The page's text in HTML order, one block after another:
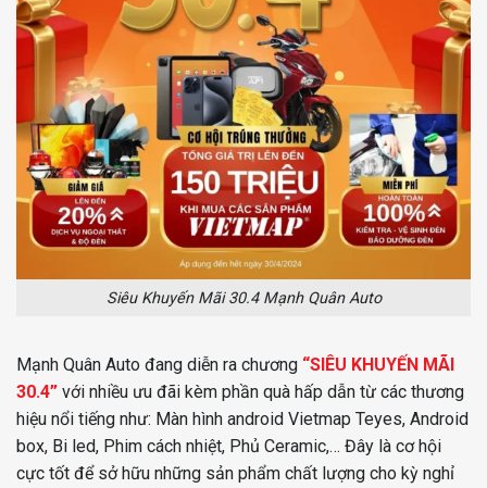
Siêu Khuyến Mãi 30.4 Mạnh Quân Auto
Mạnh Quân Auto đang diễn ra chương “SIÊU KHUYẾN MÃI
30.4” với nhiều ưu đãi kèm phần quà hấp dẫn từ các thương
hiệu nổi tiếng như: Màn hình android Vietmap Teyes, Android
box, Bi led, Phim cách nhiệt, Phủ Ceramic,… Đây là cơ hội
cực tốt để sở hữu những sản phẩm chất lượng cho kỳ nghỉ